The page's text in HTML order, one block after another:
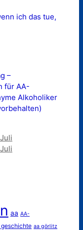
ich das tue,
–
für AA-
Alkoholiker
aa AA-
geschichte aa görlitz